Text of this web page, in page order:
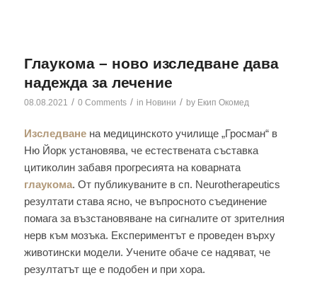
Глаукома – ново изследване дава
надежда за лечение
08.08.2021 / 0 Comments / in Новини / by Екип Окомед
Изследванена медицинското училище „Гросман“ в
Ню Йорк установява, че естествената съставка
цитиколин забавя прогресията на коварната
глаукома. От публикуваните в сп. Neurotherapeutics
резултати става ясно, че въпросното съединение
помага за възстановяване на сигналите от зрителния
нерв към мозъка. Експериментът е проведен върху
животински модели. Учените обаче се надяват, че
резултатът ще е подобен и при хора.